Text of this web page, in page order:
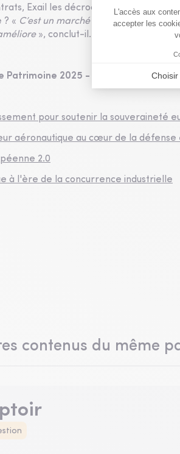
Exail les décroche auprès de
? « C’est un marché difficile, où 85 %
», conclut-il.
Patrimoine 2025 - Challenges & Club
pour soutenir la souveraineté
aéronautique au cœur de la défense
2.0
à l'ère de la concurrence industrielle
contenus du même